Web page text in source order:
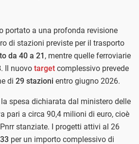
portato a una profonda revisione
di stazioni previste per il trasporto
da 40 a 21 , mentre quelle ferroviarie
. Il nuovo target complessivo prevede
di 29 stazioni entro giugno 2026.
spesa dichiarata dal ministero delle
pari a circa 90,4 milioni di euro, cioè
stanziate. I progetti attivi al 26
33 per un importo complessivo di